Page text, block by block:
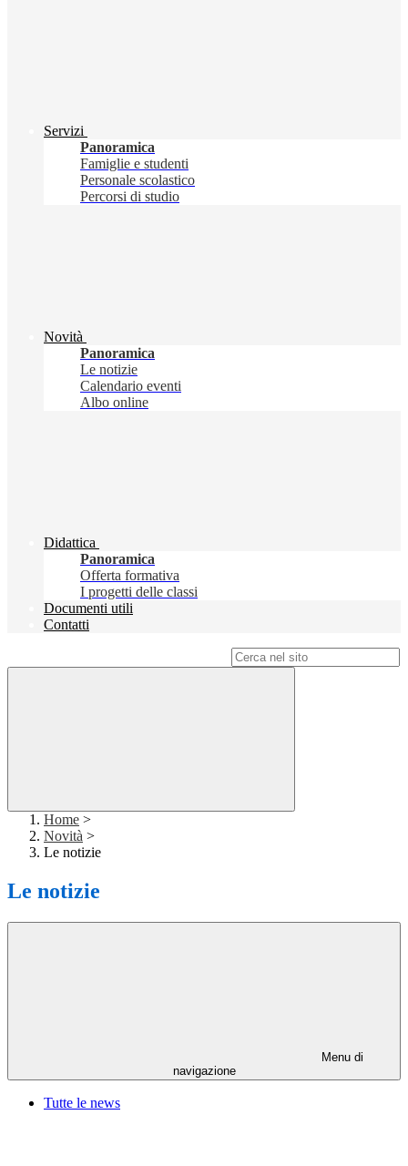
Servizi
Panoramica
Famiglie e studenti
Personale scolastico
Percorsi di studio
Novità
Panoramica
Le notizie
Calendario eventi
Albo online
Didattica
Panoramica
Offerta formativa
I progetti delle classi
Documenti utili
Contatti
Home >
Novità >
Le notizie
Le notizie
Menu di
navigazione
Tutte le news